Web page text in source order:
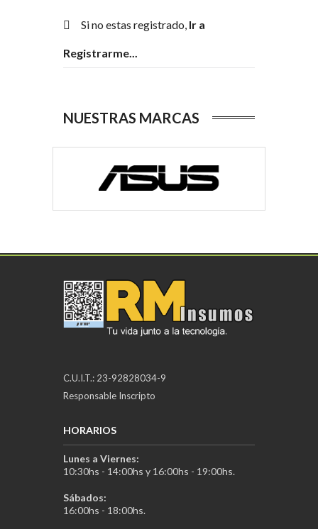
Si no estas registrado, Ir a
Registrarme...
NUESTRAS MARCAS
C.U.I.T.: 23-92828034-9
Responsable Inscripto
HORARIOS
Lunes a Viernes:
10:30hs - 14:00hs y 16:00hs - 19:00hs.
Sábados:
16:00hs - 18:00hs.